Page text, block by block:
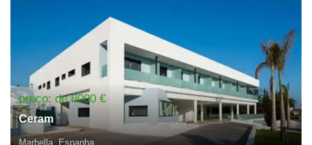
preço: de 8000 €
Ceram
Marbella, Espanha